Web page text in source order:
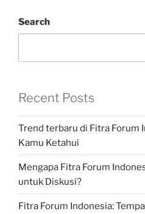
Search
Recent Posts
Trend terbaru di Fitra Forum
Kamu Ketahui
Mengapa Fitra Forum
untuk Diskusi?
Fitra Forum Indonesia: